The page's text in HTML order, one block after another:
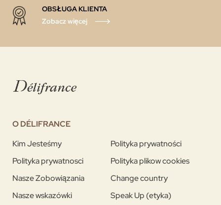
OBSŁUGA KLIENTA
Zobacz więcej
O DÉLIFRANCE
Kim Jesteśmy
Polityka prywatności
Polityka prywatnosci
Polityka plikow cookies
Nasze Zobowiązania
Change country
Nasze wskazówki
Speak Up (etyka)